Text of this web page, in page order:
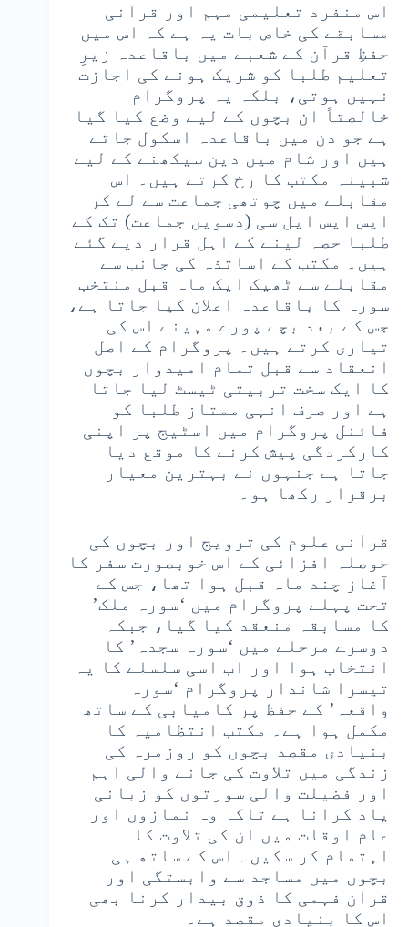
اس منفرد تعلیمی مہم اور قرآنی
مسابقے کی خاص بات یہ ہے کہ اس میں
حفظِ قرآن کے شعبے میں باقاعدہ زیرِ
تعلیم طلبا کو شریک ہونے کی اجازت
نہیں ہوتی، بلکہ یہ پروگرام
خالصتاً ان بچوں کے لیے وضع کیا گیا
ہے جو دن میں باقاعدہ اسکول جاتے
ہیں اور شام میں دین سیکھنے کے لیے
شبینہ مکتب کا رخ کرتے ہیں۔ اس
مقابلے میں چوتھی جماعت سے لے کر
ایس ایس ایل سی (دسویں جماعت) تک کے
طلبا حصہ لینے کے اہل قرار دیے گئے
ہیں۔ مکتب کے اساتذہ کی جانب سے
مقابلے سے ٹھیک ایک ماہ قبل منتخب
سورہ کا باقاعدہ اعلان کیا جاتا ہے،
جس کے بعد بچے پورے مہینے اس کی
تیاری کرتے ہیں۔ پروگرام کے اصل
انعقاد سے قبل تمام امیدوار بچوں
کا ایک سخت تربیتی ٹیسٹ لیا جاتا
ہے اور صرف انہی ممتاز طلبا کو
فائنل پروگرام میں اسٹیج پر اپنی
کارکردگی پیش کرنے کا موقع دیا
جاتا ہے جنہوں نے بہترین معیار
برقرار رکھا ہو۔
قرآنی علوم کی ترویج اور بچوں کی
حوصلہ افزائی کے اس خوبصورت سفر کا
آغاز چند ماہ قبل ہوا تھا، جس کے
تحت پہلے پروگرام میں ‘سورہ ملک’
کا مسابقہ منعقد کیا گیا، جبکہ
دوسرے مرحلے میں ‘سورہ سجدہ’ کا
انتخاب ہوا اور اب اسی سلسلے کا یہ
تیسرا شاندار پروگرام ‘سورہ
واقعہ’ کے حفظ پر کامیابی کے ساتھ
مکمل ہوا ہے۔ مکتب انتظامیہ کا
بنیادی مقصد بچوں کو روزمرہ کی
زندگی میں تلاوت کی جانے والی اہم
اور فضیلت والی سورتوں کو زبانی
یاد کرانا ہے تاکہ وہ نمازوں اور
عام اوقات میں ان کی تلاوت کا
اہتمام کر سکیں۔ اس کے ساتھ ہی
بچوں میں مساجد سے وابستگی اور
قرآن فہمی کا ذوق بیدار کرنا بھی
اس کا بنیادی مقصد ہے۔